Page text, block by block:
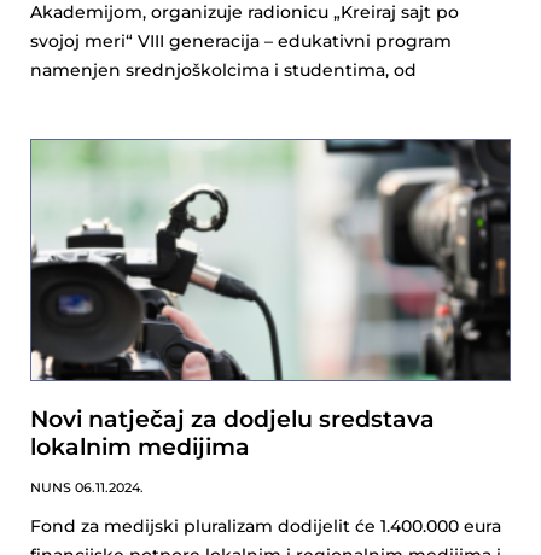
Akademijom, organizuje radionicu „Kreiraj sajt po
svojoj meri“ VIII generacija – edukativni program
namenjen srednjoškolcima i studentima, od
Novi natječaj za dodjelu sredstava
lokalnim medijima
NUNS 06.11.2024.
Fond za medijski pluralizam dodijelit će 1.400.000 eura